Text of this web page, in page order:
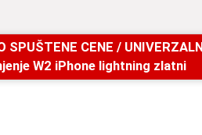
SPUŠTENE CENE / UNIVERZALNI
W2 iPhone lightning zlatni